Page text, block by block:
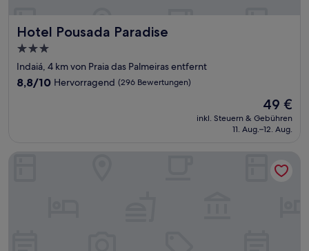
Hotel Pousada Paradise
Hotel Pousada Paradise
3.0-
Sterne-
Unterkunft
Indaiá, 4 km von Praia das Palmeiras entfernt
8.8
8,8/10 Hervorragend (296 Bewertungen)
Der
Preis
beträgt
49 €
inkl. Steuern & Gebühren
11. Aug.–12. Aug.
Jangada Flat Service